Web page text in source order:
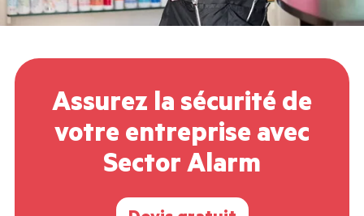
Assurez la sécurité de
votre entreprise avec
Sector Alarm